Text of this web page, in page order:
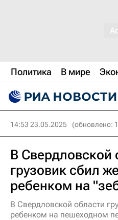
Политика В мире
14:53 23.05.2025 (обновлено:
В Свердловской
грузовик сбил
ребенком на
В Свердловской области
ребенком на пешеходном